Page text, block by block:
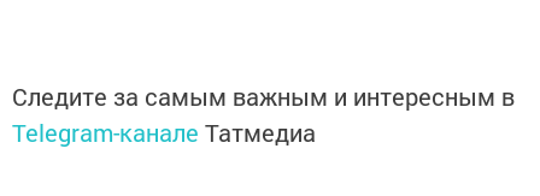
Следите за самым важным и интересным в
Telegram-канале Татмедиа